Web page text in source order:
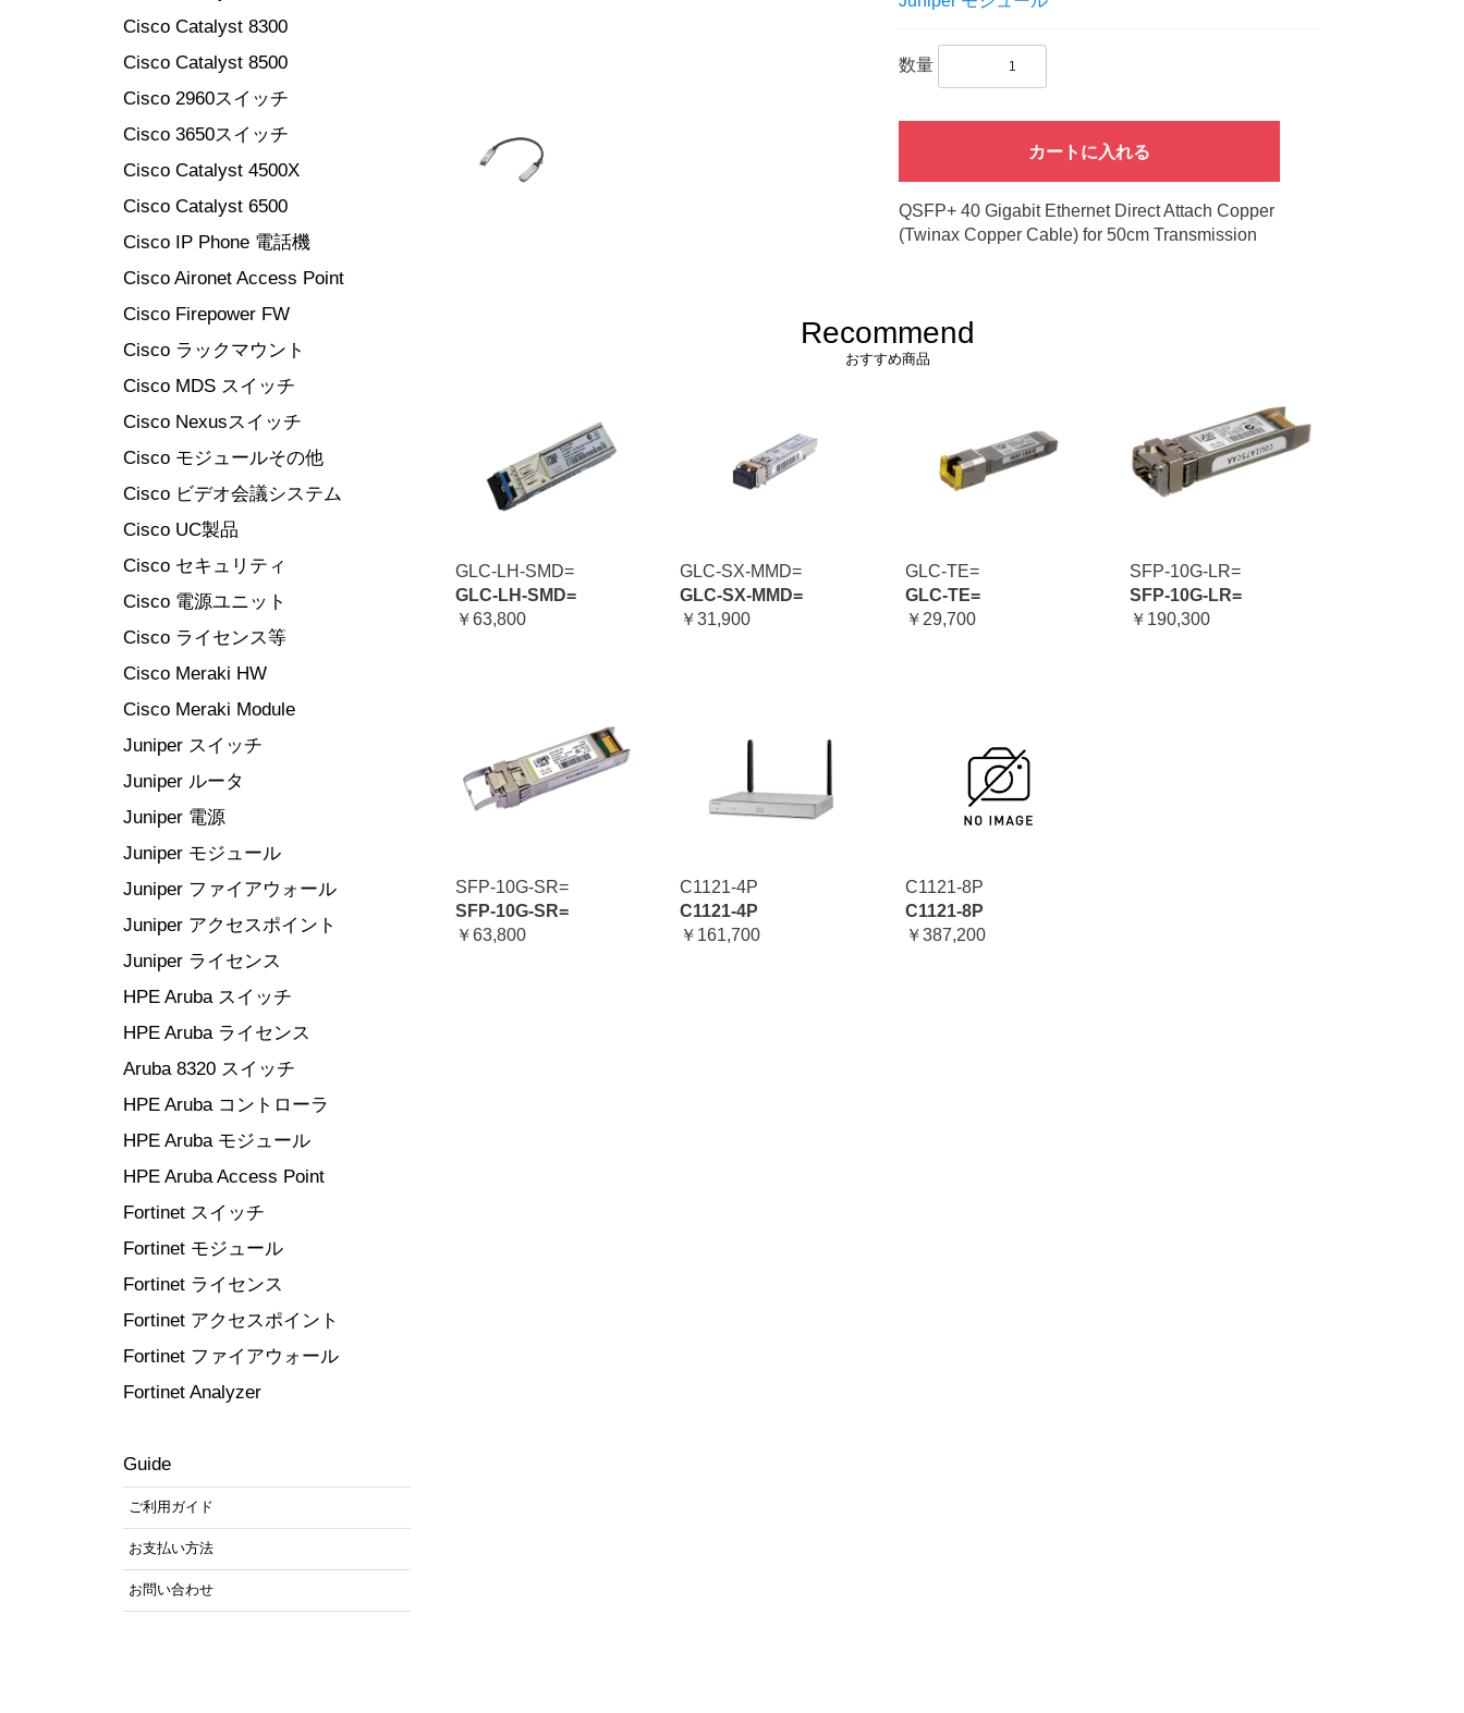
Cisco Catalyst 8300
Cisco Catalyst 8500
Cisco 2960スイッチ
Cisco 3650スイッチ
Cisco Catalyst 4500X
Cisco Catalyst 6500
Cisco IP Phone 電話機
Cisco Aironet Access Point
Cisco Firepower FW
Cisco ラックマウント
Cisco MDS スイッチ
Cisco Nexusスイッチ
Cisco モジュールその他
Cisco ビデオ会議システム
Cisco UC製品
Cisco セキュリティ
Cisco 電源ユニット
Cisco ライセンス等
Cisco Meraki HW
Cisco Meraki Module
Juniper スイッチ
Juniper ルータ
Juniper 電源
Juniper モジュール
Juniper ファイアウォール
Juniper アクセスポイント
Juniper ライセンス
HPE Aruba スイッチ
HPE Aruba ライセンス
Aruba 8320 スイッチ
HPE Aruba コントローラ
HPE Aruba モジュール
HPE Aruba Access Point
Fortinet スイッチ
Fortinet モジュール
Fortinet ライセンス
Fortinet アクセスポイント
Fortinet ファイアウォール
Fortinet Analyzer
Guide
ご利用ガイド
お支払い方法
お問い合わせ
数量
カートに入れる
QSFP+ 40 Gigabit Ethernet Direct Attach Copper
(Twinax Copper Cable) for 50cm Transmission
Recommend
おすすめ商品
GLC-LH-SMD=
GLC-LH-SMD=
￥63,800
GLC-SX-MMD=
GLC-SX-MMD=
￥31,900
GLC-TE=
GLC-TE=
￥29,700
SFP-10G-LR=
SFP-10G-LR=
￥190,300
SFP-10G-SR=
SFP-10G-SR=
￥63,800
C1121-4P
C1121-4P
￥161,700
C1121-8P
C1121-8P
￥387,200